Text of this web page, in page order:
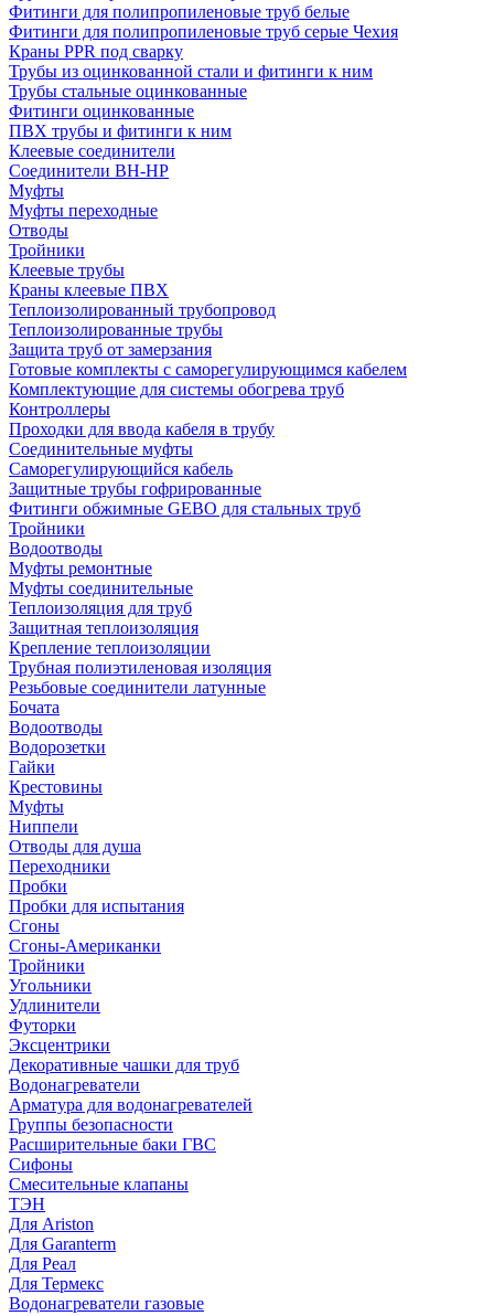
Фитинги для полипропиленовые труб белые
Фитинги для полипропиленовые труб серые Чехия
Краны PPR под сварку
Трубы из оцинкованной стали и фитинги к ним
Трубы стальные оцинкованные
Фитинги оцинкованные
ПВХ трубы и фитинги к ним
Клеевые соединители
Соединители ВН-НР
Муфты
Муфты переходные
Отводы
Тройники
Клеевые трубы
Краны клеевые ПВХ
Теплоизолированный трубопровод
Теплоизолированные трубы
Защита труб от замерзания
Готовые комплекты с саморегулирующимся кабелем
Комплектующие для системы обогрева труб
Контроллеры
Проходки для ввода кабеля в трубу
Соединительные муфты
Саморегулирующийся кабель
Защитные трубы гофрированные
Фитинги обжимные GEBO для стальных труб
Тройники
Водоотводы
Муфты ремонтные
Муфты соединительные
Теплоизоляция для труб
Защитная теплоизоляция
Крепление теплоизоляции
Трубная полиэтиленовая изоляция
Резьбовые соединители латунные
Бочата
Водоотводы
Водорозетки
Гайки
Крестовины
Муфты
Ниппели
Отводы для душа
Переходники
Пробки
Пробки для испытания
Сгоны
Сгоны-Американки
Тройники
Угольники
Удлинители
Футорки
Эксцентрики
Декоративные чашки для труб
Водонагреватели
Арматура для водонагревателей
Группы безопасности
Расширительные баки ГВС
Сифоны
Смесительные клапаны
ТЭН
Для Ariston
Для Garanterm
Для Реал
Для Термекс
Водонагреватели газовые